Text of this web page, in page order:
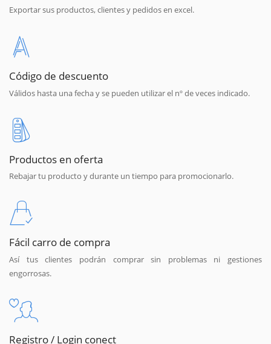
Exportar sus productos, clientes y pedidos en excel.
Código de descuento
Válidos hasta una fecha y se pueden utilizar el nº de veces indicado.
Productos en oferta
Rebajar tu producto y durante un tiempo para promocionarlo.
Fácil carro de compra
Así tus clientes podrán comprar sin problemas ni gestiones
engorrosas.
Registro / Login conect